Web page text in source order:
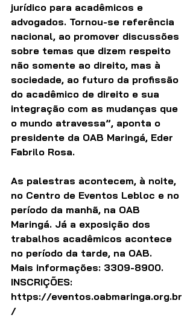
jurídico para acadêmicos e
advogados. Tornou-se referência
nacional, ao promover discussões
sobre temas que dizem respeito
não somente ao direito, mas à
sociedade, ao futuro da profissão
do acadêmico de direito e sua
integração com as mudanças que
o mundo atravessa”, aponta o
presidente da OAB Maringá, Eder
Fabrilo Rosa.
As palestras acontecem, à noite,
no Centro de Eventos Lebloc e no
período da manhã, na OAB
Maringá. Já a exposição dos
trabalhos acadêmicos acontece
no período da tarde, na OAB.
Mais informações: 3309-8900.
INSCRIÇÕES:
https://eventos.oabmaringa.org.br
/